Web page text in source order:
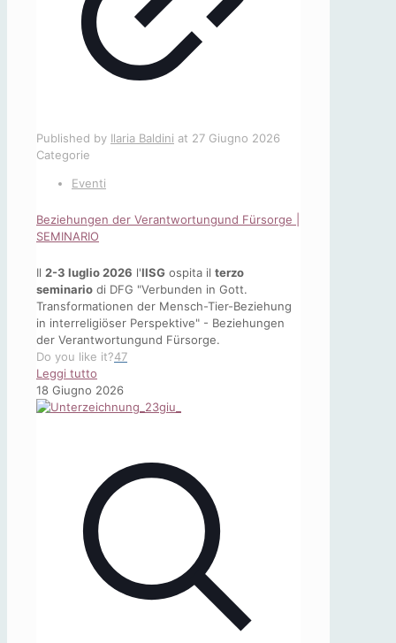
Published by Ilaria Baldini at 27 Giugno 2026
Categorie
Eventi
Beziehungen der Verantwortungund Fürsorge |
SEMINARIO
Il 2-3 luglio 2026 l'IISG ospita il terzo
seminario di DFG "Verbunden in Gott.
Transformationen der Mensch-Tier-Beziehung
in interreligiöser Perspektive" - Beziehungen
der Verantwortungund Fürsorge.
Do you like it?47
Leggi tutto
Beziehungen
der
SEMINARIO
18 Giugno 2026